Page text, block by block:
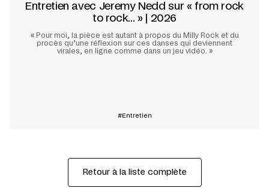
Entretien avec Jeremy Nedd sur « from rock
to rock... » | 2026
« Pour moi, la pièce est autant à propos du Milly Rock et du
procès qu’une réflexion sur ces danses qui deviennent
virales, en ligne comme dans un jeu vidéo. »
Entretien
Retour à la liste complète